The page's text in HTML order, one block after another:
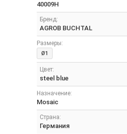
40009H
Бренд:
AGROB BUCHTAL
Размеры:
Ø1
Цвет:
steel blue
Назначение:
Mosaic
Страна:
Германия